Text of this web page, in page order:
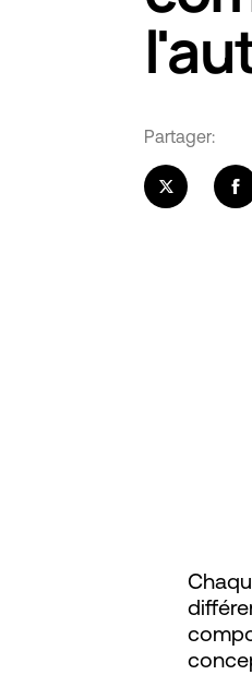
Partager: